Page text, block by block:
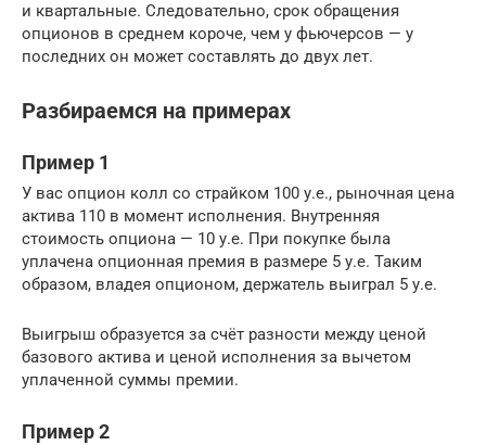
и квартальные. Следовательно, срок обращения
опционов в среднем короче, чем у фьючерсов — у
последних он может составлять до двух лет.
Разбираемся на примерах
Пример 1
У вас опцион колл со страйком 100 у.е., рыночная цена
актива 110 в момент исполнения. Внутренняя
стоимость опциона — 10 у.е. При покупке была
уплачена опционная премия в размере 5 у.е. Таким
образом, владея опционом, держатель выиграл 5 у.е.
Выигрыш образуется за счёт разности между ценой
базового актива и ценой исполнения за вычетом
уплаченной суммы премии.
Пример 2